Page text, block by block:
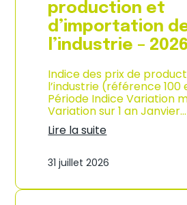
s
o
m
m
a
i
o
n
e
n
G
a
e
production et
d’importation
l’industrie – 2026
Indice des prix de
l’industrie (référence 100
Période Indice Variation
Variation sur 1 an Janvier…
Lire la suite
n
i
31 juillet 2026